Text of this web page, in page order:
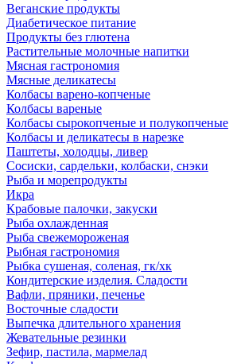
Веганские продукты
Диабетическое питание
Продукты без глютена
Растительные молочные напитки
Мясная гастрономия
Мясные деликатесы
Колбасы варено-копченые
Колбасы вареные
Колбасы сырокопченые и полукопченые
Колбасы и деликатесы в нарезке
Паштеты, холодцы, ливер
Сосиски, сардельки, колбаски, снэки
Рыба и морепродукты
Икра
Крабовые палочки, закуски
Рыба охлажденная
Рыба свежемороженая
Рыбная гастрономия
Рыбка сушеная, соленая, гк/хк
Кондитерские изделия. Сладости
Вафли, пряники, печенье
Восточные сладости
Выпечка длительного хранения
Жевательные резинки
Зефир, пастила, мармелад